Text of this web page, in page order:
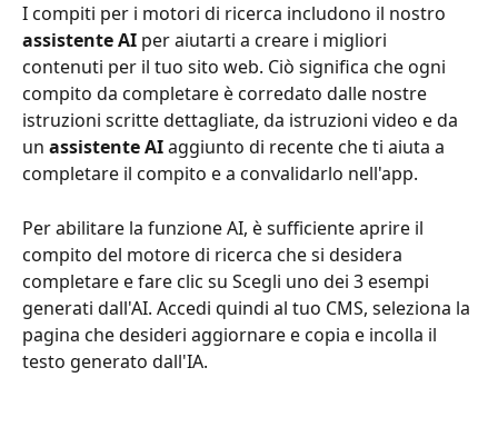
I compiti per i motori di ricerca includono il nostro
assistente AI per aiutarti a creare i migliori
contenuti per il tuo sito web. Ciò significa che ogni
compito da completare è corredato dalle nostre
istruzioni scritte dettagliate, da istruzioni video e da
un assistente AI aggiunto di recente che ti aiuta a
completare il compito e a convalidarlo nell'app.
Per abilitare la funzione AI, è sufficiente aprire il
compito del motore di ricerca che si desidera
completare e fare clic su Scegli uno dei 3 esempi
generati dall'AI. Accedi quindi al tuo CMS, seleziona la
pagina che desideri aggiornare e copia e incolla il
testo generato dall'IA.